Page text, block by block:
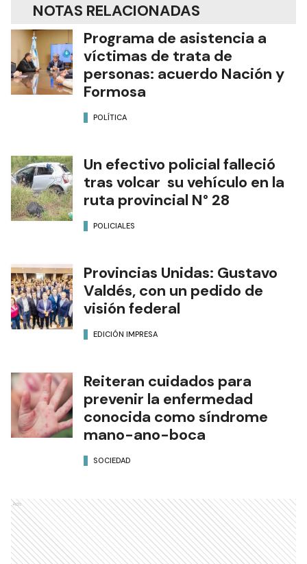
NOTAS RELACIONADAS
Programa de asistencia a
víctimas de trata de
personas: acuerdo Nación y
Formosa
POLÍTICA
Un efectivo policial falleció
tras volcar su vehículo en la
ruta provincial N° 28
POLICIALES
Provincias Unidas: Gustavo
Valdés, con un pedido de
visión federal
EDICIÓN IMPRESA
Reiteran cuidados para
prevenir la enfermedad
conocida como síndrome
mano-ano-boca
SOCIEDAD
Ads